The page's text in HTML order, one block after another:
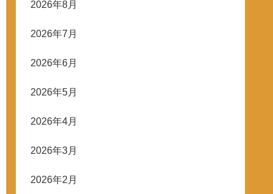
2026年8月
2026年7月
2026年6月
2026年5月
2026年4月
2026年3月
2026年2月